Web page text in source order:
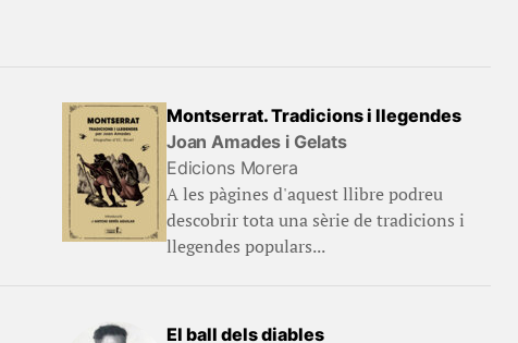
Montserrat. Tradicions i llegendes
Joan Amades i Gelats
Edicions Morera
A les pàgines d'aquest llibre podreu
descobrir tota una sèrie de tradicions i
llegendes populars...
El ball dels diables